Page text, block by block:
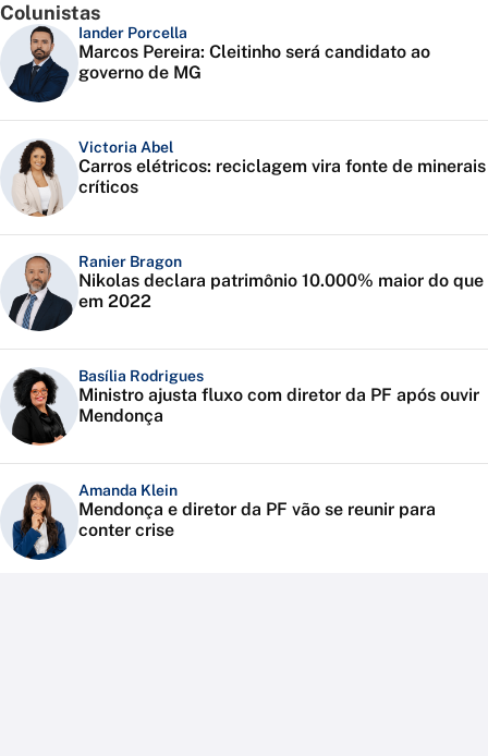
Colunistas
Iander Porcella
Marcos Pereira: Cleitinho será candidato ao
governo de MG
Victoria Abel
Carros elétricos: reciclagem vira fonte de minerais
críticos
Ranier Bragon
Nikolas declara patrimônio 10.000% maior do que
em 2022
Basília Rodrigues
Ministro ajusta fluxo com diretor da PF após ouvir
Mendonça
Amanda Klein
Mendonça e diretor da PF vão se reunir para
conter crise